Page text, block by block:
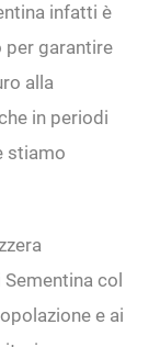
infatti è
per garantire
alla
in periodi
stiamo
col
e ai